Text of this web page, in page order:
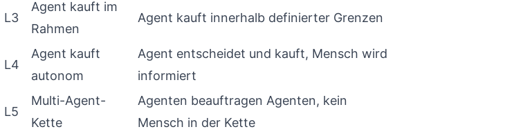
L3
Agent kauft im
Rahmen
Agent kauft innerhalb definierter Grenzen
L4
Agent kauft
autonom
Agent entscheidet und kauft, Mensch wird
informiert
L5
Multi-Agent-
Kette
Agenten beauftragen Agenten, kein
Mensch in der Kette